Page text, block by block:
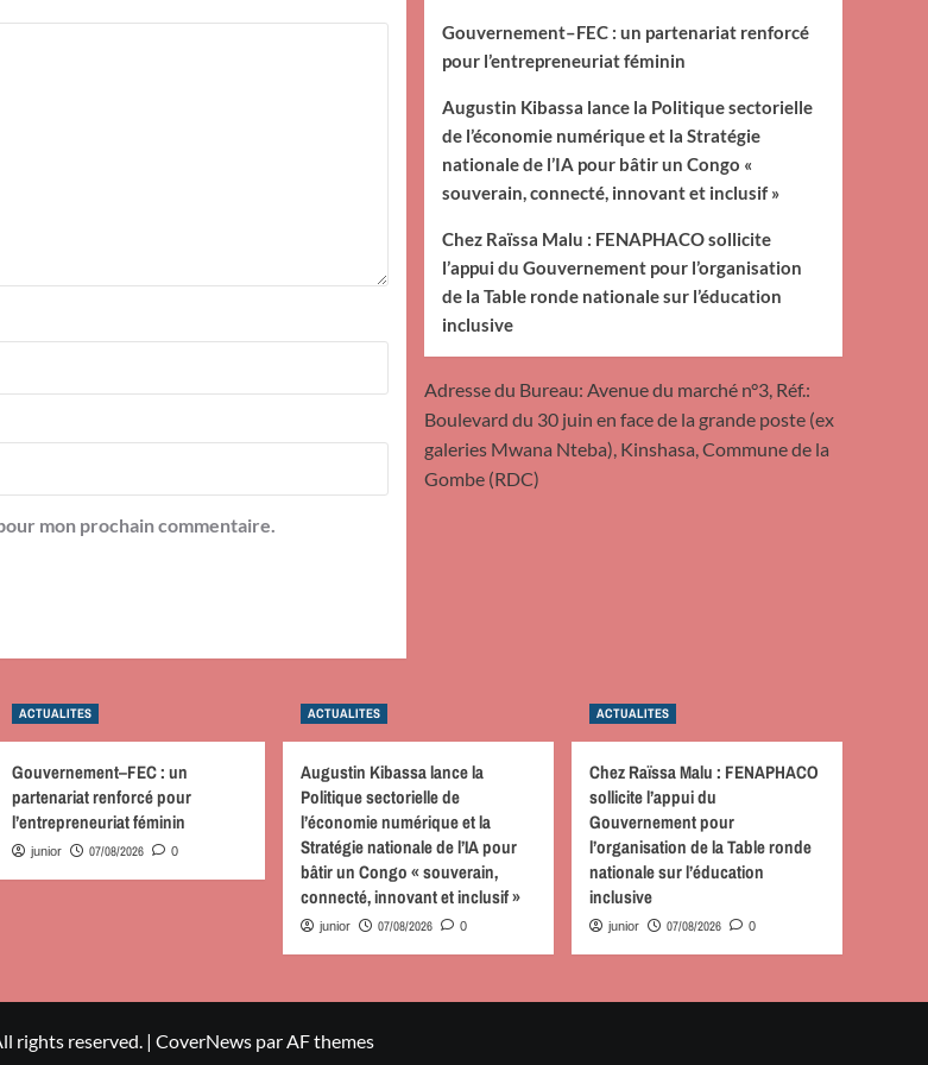
mon prochain commentaire.
Gouvernement–FEC : un partenariat renforcé
pour l’entrepreneuriat féminin
Augustin Kibassa lance la Politique sectorielle
de l’économie numérique et la Stratégie
nationale de l’IA pour bâtir un Congo «
souverain, connecté, innovant et inclusif »
Chez Raïssa Malu : FENAPHACO sollicite
l’appui du Gouvernement pour l’organisation
de la Table ronde nationale sur l’éducation
inclusive
Adresse du Bureau: Avenue du marché n°3, Réf.:
Boulevard du 30 juin en face de la grande poste (ex
galeries Mwana Nteba), Kinshasa, Commune de la
Gombe (RDC)
ACTUALITES
Gouvernement–FEC : un
partenariat renforcé pour
l’entrepreneuriat féminin
junior 07/08/2026 0
ACTUALITES
Augustin Kibassa lance la
Politique sectorielle de
l’économie numérique et la
Stratégie nationale de l’IA pour
bâtir un Congo « souverain,
connecté, innovant et inclusif »
junior 07/08/2026 0
ACTUALITES
Chez Raïssa Malu : FENAPHACO
sollicite l’appui du
Gouvernement pour
l’organisation de la Table ronde
nationale sur l’éducation
inclusive
junior 07/08/2026 0
rights reserved. | CoverNews par AF themes